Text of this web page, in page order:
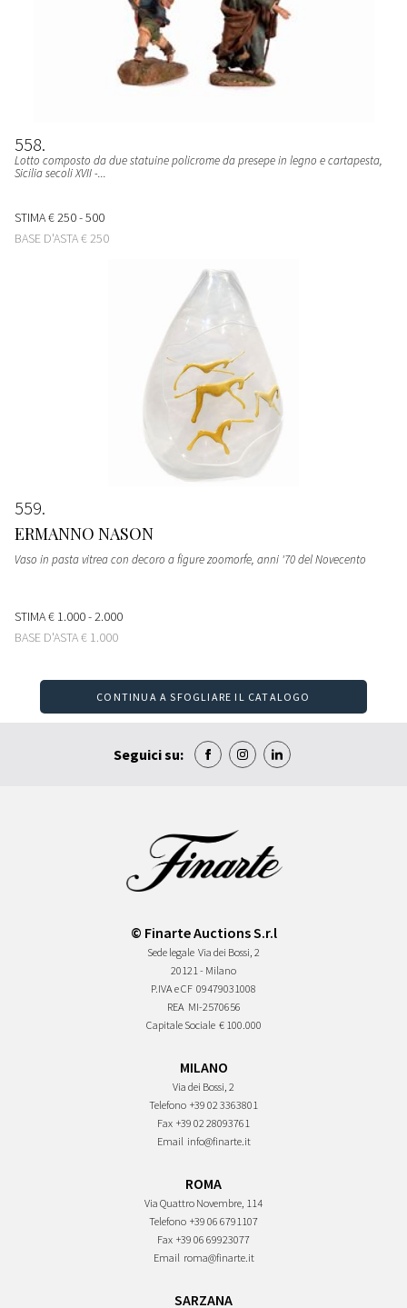
558
Lotto composto da due statuine policrome da presepe in legno e cartapesta,
Sicilia secoli XVII -...
STIMA€ 250 - 500
BASE D'ASTA€ 250
559
ERMANNO NASON
Vaso in pasta vitrea con decoro a figure zoomorfe, anni '70 del Novecento
STIMA€ 1.000 - 2.000
BASE D'ASTA€ 1.000
CONTINUA A SFOGLIARE IL CATALOGO
Seguici su:
© Finarte Auctions S.r.l
Sede legale Via dei Bossi, 2
20121 - Milano
P.IVA e CF 09479031008
REA MI-2570656
Capitale Sociale € 100.000
MILANO
Via dei Bossi, 2
Telefono +39 02 3363801
Fax +39 02 28093761
Email info@finarte.it
ROMA
Via Quattro Novembre, 114
Telefono +39 06 6791107
Fax +39 06 69923077
Email roma@finarte.it
SARZANA